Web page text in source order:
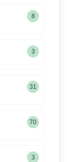
8
3
31
70
3